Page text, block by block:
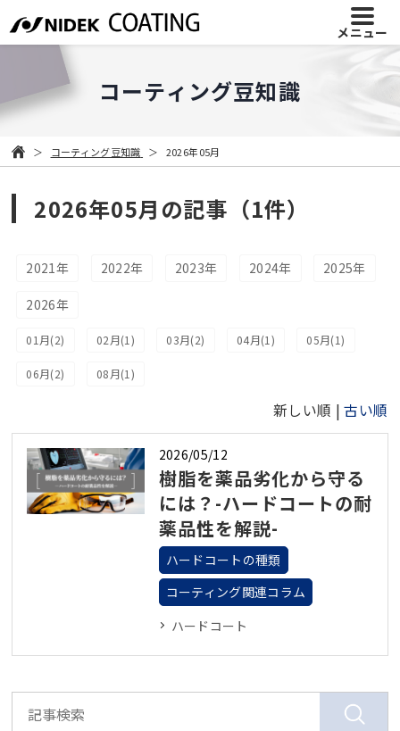
メニュー
コーティング豆知識
コーティング豆知識 2026年05月
2026年05月の記事（1件）
2021年 2022年 2023年 2024年 2025年
2026年
01月(2) 02月(1) 03月(2) 04月(1) 05月(1)
06月(2) 08月(1)
新しい順 |古い順
2026/05/12
樹脂を薬品劣化から守る
には？-ハードコートの耐
薬品性を解説-
ハードコートの種類
コーティング関連コラム
ハードコート